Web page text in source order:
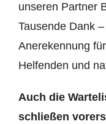
unseren Partner
Tausende Dank
Anerekennung
Helfenden und
Auch die
schließen